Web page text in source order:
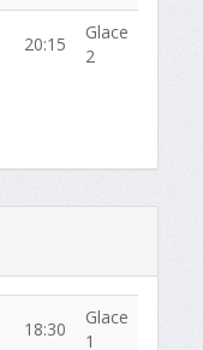
20:15
Glace
2
18:30
Glace
1